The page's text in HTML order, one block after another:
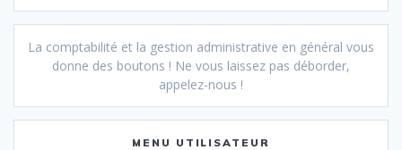
La comptabilité et la gestion administrative en général vous
donne des boutons ! Ne vous laissez pas déborder,
appelez-nous !
MENU UTILISATEUR